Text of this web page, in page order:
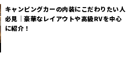
キャンピングカーの内装にこだわりたい人
必見｜豪華なレイアウトや高級RVを中心
に紹介！